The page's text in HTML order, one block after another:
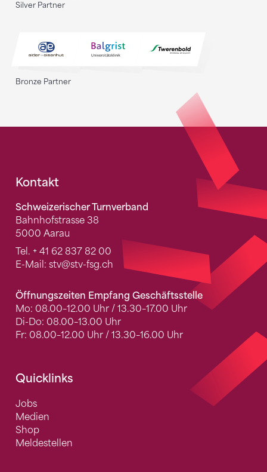
Silver Partner
Bronze Partner
Fusszeile
Kontakt
Schweizerischer Turnverband
Bahnhofstrasse 38
5000 Aarau
Tel. + 41 62 837 82 00
E-Mail: stv@stv-fsg.ch
Öffnungszeiten Empfang Geschäftsstelle
Mo: 08.00–12.00 Uhr / 13.30–17.00 Uhr
Di-Do: 08.00–13.00 Uhr
Fr: 08.00–12.00 Uhr / 13.30–16.00 Uhr
Quicklinks
Jobs
Medien
Shop
Meldestellen